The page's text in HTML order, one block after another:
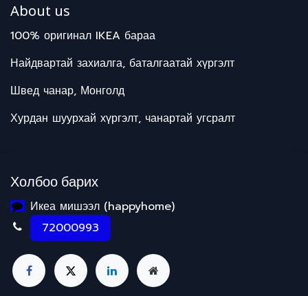
About us
100% оригинал IKEA бараа
Найдвартай захиалга, баталгаатай хүргэлт
Швед чанар, Монголд
Хурдан шуурхай хүргэлт, чанартай угсралт
Холбоо барих
Икеа мишээл (happyhome)
72000993